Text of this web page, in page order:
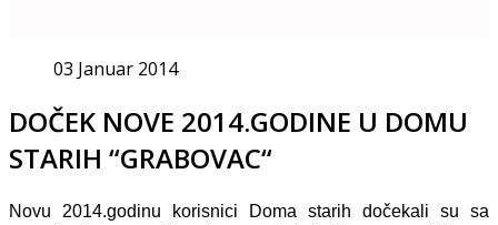
03 Januar 2014
DOČEK NOVE 2014.GODINE U DOMU
STARIH “GRABOVAC“
Novu 2014.godinu korisnici Doma starih dočekali su sa